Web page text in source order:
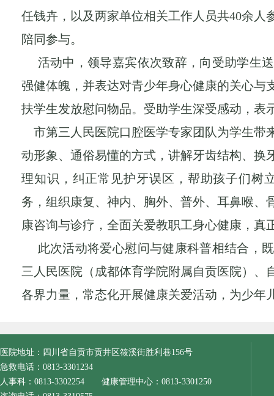
任钱卉，以及两家单位相关工作人员共40余人
陪同参与。
活动中，领导嘉宾依次致辞，向受助学生
强健体魄，并表达对青少年身心健康的关心
扶学生发放慰问物品。受助学生深受感动，表
市第三人民医院口腔医学专家团队为学生带
动形象、通俗易懂的方式，讲解牙齿结构、
理知识，纠正常见护牙误区，帮助孩子们树
务，组织康复、 神内、胸外、普外、耳鼻喉、
康咨询与诊疗 ， 全面关爱教职工身心健康，真
此次活动将爱心慰问与健康科普相结合，
三人民医院（成都体育学院附属自贡医院）
各界力量，常态化开展健康关爱活动，为少年
医院地址：四川省自贡市贡井区筱溪街胜利巷156号
急救电话：0813-3301234
人事科：0813-3302254 健康管理中心：0813-3301250